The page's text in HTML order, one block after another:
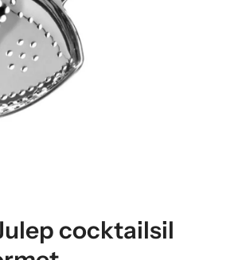
cocktailsil